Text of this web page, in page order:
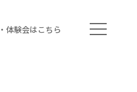
体験会はこちら